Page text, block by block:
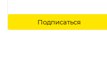
Подписаться